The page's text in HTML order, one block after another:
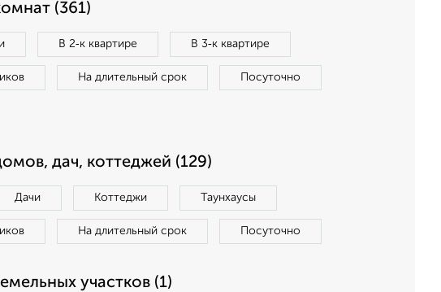
(361)
В 2‑к квартире В 3‑к квартире
На длительный срок Посуточно
дач, коттеджей (129)
Дачи Коттеджи Таунхаусы
На длительный срок Посуточно
участков (1)